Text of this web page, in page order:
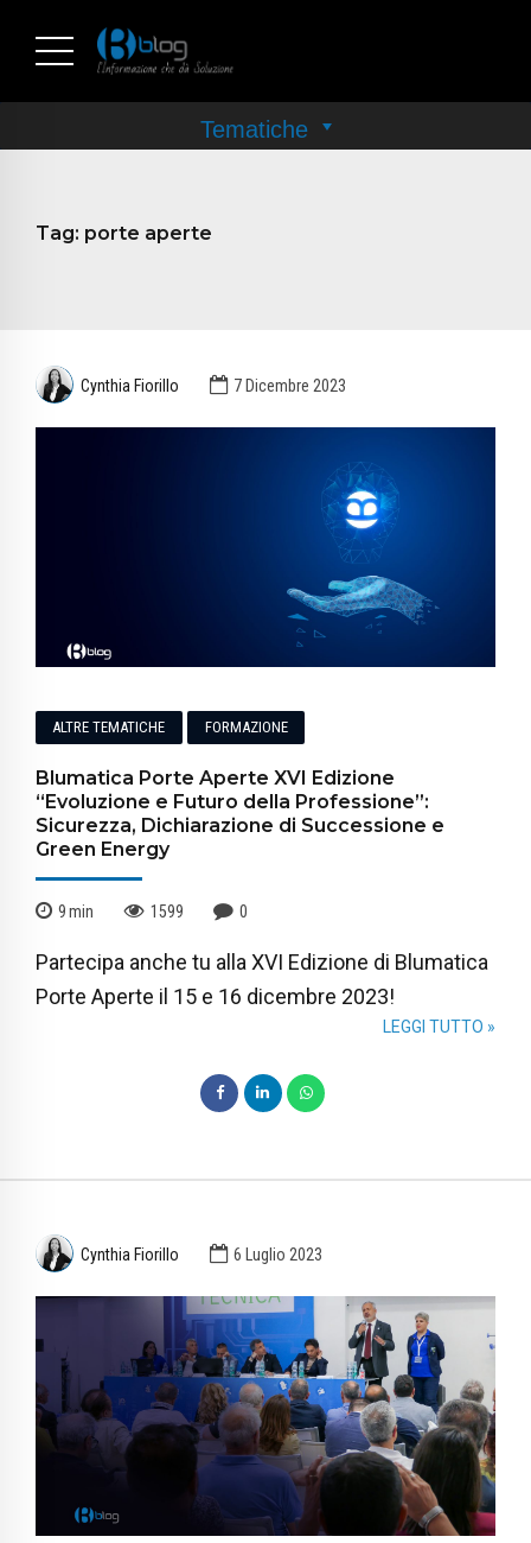
Tag: porte aperte
Cynthia Fiorillo 7 Dicembre 2023
ALTRE TEMATICHE FORMAZIONE
Blumatica Porte Aperte XVI Edizione
“Evoluzione e Futuro della Professione”:
Sicurezza, Dichiarazione di Successione e
Green Energy
9min 1599 0
Partecipa anche tu alla XVI Edizione di Blumatica
Porte Aperte il 15 e 16 dicembre 2023!
LEGGI TUTTO »
Cynthia Fiorillo 6 Luglio 2023